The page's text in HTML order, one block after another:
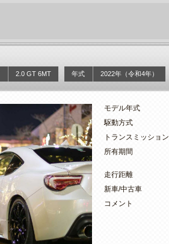
2.0 GT 6MT 年式 2022年（令和4年）
モデル年式
駆動方式
トランスミッション
所有期間
走行距離
新車/中古車
コメント